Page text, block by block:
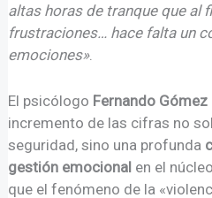
altas horas de tranque que al
frustraciones… hace falta un
emociones».
El psicólogo Fernando Gómez
incremento de las cifras no
seguridad, sino una profunda
gestión emocional en el
que el fenómeno de la